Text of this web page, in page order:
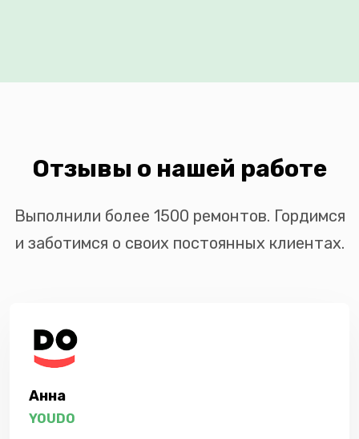
Отзывы о нашей работе
Выполнили более 1500 ремонтов. Гордимся
и заботимся о своих постоянных клиентах.
Анна
YOUDO